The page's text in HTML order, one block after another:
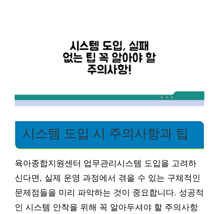
시스템 도입 시 주의사항과 팁
육아종합지원센터 업무관리시스템 도입을 고려하
신다면, 실제 운영 과정에서 겪을 수 있는 구체적인
문제점들을 미리 파악하는 것이 중요합니다. 성공적
인 시스템 안착을 위해 꼭 알아두셔야 할 주의사항